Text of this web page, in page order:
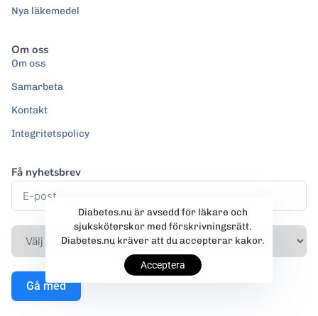
Nya läkemedel
Om oss
Om oss
Samarbeta
Kontakt
Integritetspolicy
Få nyhetsbrev
Gå med
Diabetes.nu är avsedd för läkare och
sjuksköterskor med förskrivningsrätt.
Diabetes.nu kräver att du accepterar kakor.
Acceptera